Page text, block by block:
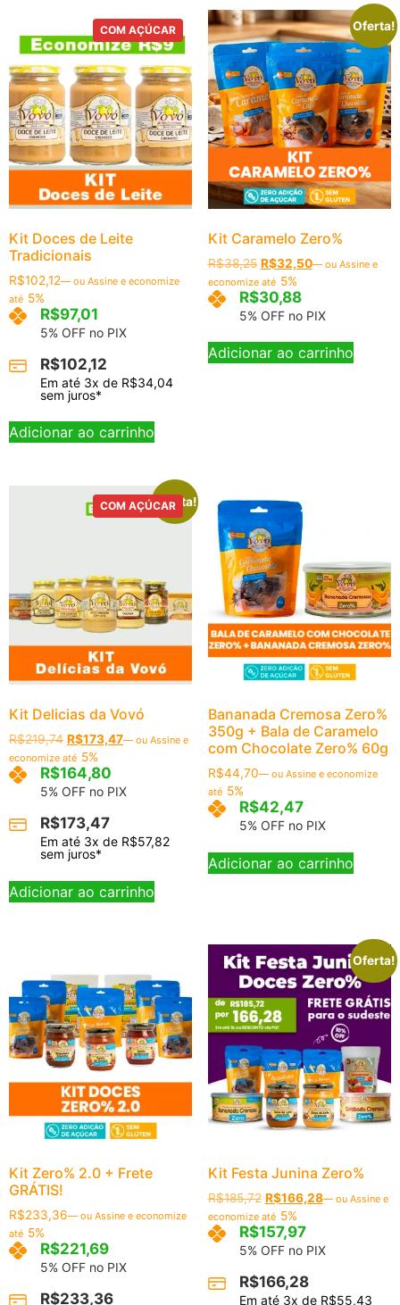
COM AÇÚCAR
Kit Doces de Leite
Tradicionais
R$102,12— ou Assine e economize
até 5%
R$97,01
5% OFF no PIX
R$102,12
Em até 3x de R$34,04
sem juros*
Adicionar ao carrinho
Oferta!
Kit Caramelo Zero%
R$38,25 R$32,50—ou Assine e
economize até 5%
R$30,88
5% OFF no PIX
Adicionar ao carrinho
COM AÇÚCAROferta!
Kit Delicias da Vovó
R$219,74 R$173,47— ou Assine e
economize até 5%
R$164,80
5% OFF no PIX
R$173,47
Em até 3x de R$57,82
sem juros*
Adicionar ao carrinho
Bananada Cremosa Zero%
350g + Bala de Caramelo
com Chocolate Zero% 60g
R$44,70—ou Assine e economize
até 5%
R$42,47
5% OFF no PIX
Adicionar ao carrinho
Kit Zero% 2.0 + Frete
GRÁTIS!
R$233,36— ou Assine e economize
até 5%
R$221,69
5% OFF no PIX
R$233,36
Oferta!
Kit Festa Junina Zero%
R$185,72 R$166,28—ou Assine e
economize até 5%
R$157,97
5% OFF no PIX
R$166,28
Em até 3x de R$55,43